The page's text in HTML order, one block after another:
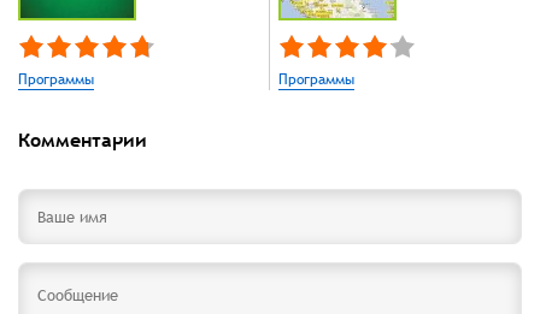
Программы Программы
Комментарии